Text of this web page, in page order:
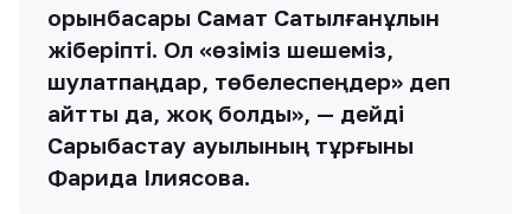
орынбасары Самат Сатылғанұлын
жіберіпті. Ол «өзіміз шешеміз,
шулатпаңдар, төбелеспеңдер» деп
айтты да, жоқ болды», — дейді
Сарыбастау ауылының тұрғыны
Фарида Ілиясова.